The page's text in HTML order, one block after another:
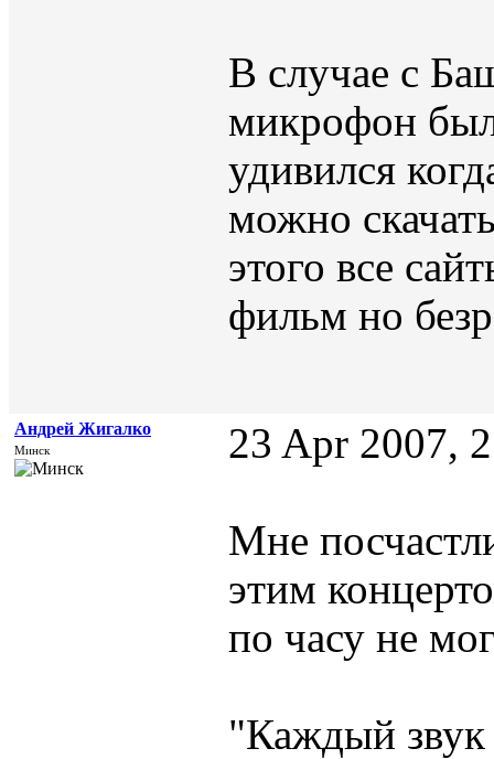
В случае с
микрофон
удивился
можно
этого все
фильм но
Андрей Жигалко
Минск 23 Apr 2007,
Мне
этим
по часу не
"Каждый звук